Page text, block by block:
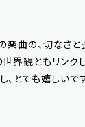
曲の、切なさと
界観ともリンク
とても嬉しいで